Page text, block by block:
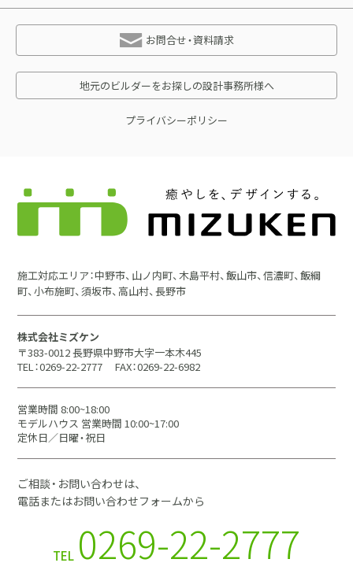
お問合せ・資料請求
地元のビルダーをお探しの設計事務所様へ
プライバシーポリシー
施工対応エリア：中野市、山ノ内町、木島平村、飯山市、信濃町、飯綱
町、小布施町、須坂市、高山村、長野市
株式会社ミズケン
〒383-0012 長野県中野市大字一本木445
TEL：0269-22-2777
FAX：0269-22-6982
営業時間 8:00~18:00
モデルハウス 営業時間 10:00~17:00
定休日／日曜・祝日
ご相談・お問い合わせは、
電話またはお問い合わせフォームから
TEL 0269-22-2777